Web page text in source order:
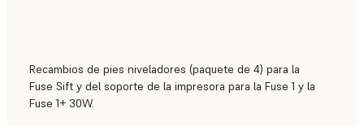
Recambios de pies niveladores (paquete de 4) para la
Fuse Sift y del soporte de la impresora para la Fuse 1 y la
Fuse 1+ 30W.